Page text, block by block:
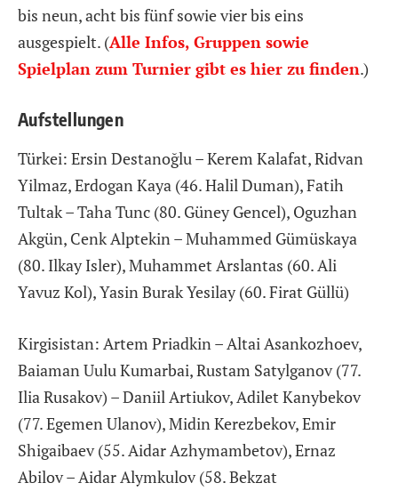
bis neun, acht bis fünf sowie vier bis eins
ausgespielt. (Alle Infos, Gruppen sowie
Spielplan zum Turnier gibt es hier zu finden.)
Aufstellungen
Türkei: Ersin Destanoğlu – Kerem Kalafat, Ridvan
Yilmaz, Erdogan Kaya (46. Halil Duman), Fatih
Tultak – Taha Tunc (80. Güney Gencel), Oguzhan
Akgün, Cenk Alptekin – Muhammed Gümüskaya
(80. Ilkay Isler), Muhammet Arslantas (60. Ali
Yavuz Kol), Yasin Burak Yesilay (60. Firat Güllü)
Kirgisistan: Artem Priadkin – Altai Asankozhoev,
Baiaman Uulu Kumarbai, Rustam Satylganov (77.
Ilia Rusakov) – Daniil Artiukov, Adilet Kanybekov
(77. Egemen Ulanov), Midin Kerezbekov, Emir
Shigaibaev (55. Aidar Azhymambetov), Ernaz
Abilov – Aidar Alymkulov (58. Bekzat